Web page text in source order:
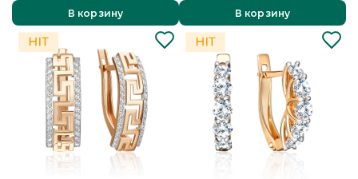
В корзину
В корзину